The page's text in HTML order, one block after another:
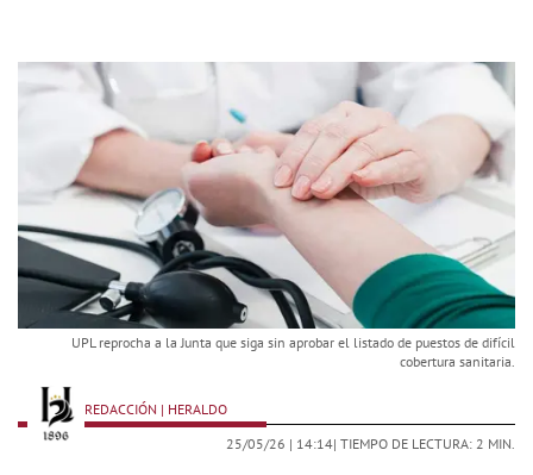
UPL reprocha a la Junta que siga sin aprobar el listado de puestos de difícil
cobertura sanitaria.
REDACCIÓN | HERALDO
25/05/26 | 14:14| TIEMPO DE LECTURA: 2 MIN.